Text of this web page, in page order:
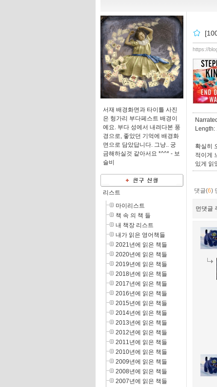
서재 배경화면과 타이틀 사진
은 헝가리 부다페스트 배경이
예요. 부다 성에서 내려다본 풍
경으로, 좋았던 기억에 배경화
면으로 담았답니다. 그냥.. 궁
금해하실것 같아서요 *^^* - 보
슬비
리스트
마이리스트
책 속 의 책 들
내 책장 리스트
내가 읽은 영어책들
2021년에 읽은 책들
2020년에 읽은 책들
2019년에 읽은 책들
2018년에 읽은 책들
2017년에 읽은 책들
2016년에 읽은 책들
2015년에 읽은 책들
2014년에 읽은 책들
2013년에 읽은 책들
2012년에 읽은 책들
2011년에 읽은 책들
2010년에 읽은 책들
2009년에 읽은 책들
2008년에 읽은 책들
2007년에 읽은 책들
https://
Length:
확실히
적이게
있게 읽
댓글(6)
먼댓글